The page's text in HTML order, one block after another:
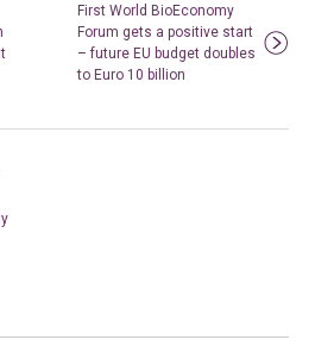
First World BioEconomy
Forum gets a positive start
– future EU budget doubles
to Euro 10 billion